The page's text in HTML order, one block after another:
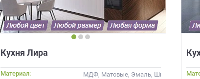
Кухня Лира
Материал:
МДФ, Матовые, Эмаль, Шпон,